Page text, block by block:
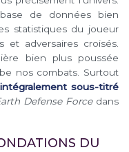
de données bien
statistiques du joueur
et adversaires croisés.
bien plus poussée
nos combats. Surtout
sous-titré
Defense Forcedans
DU